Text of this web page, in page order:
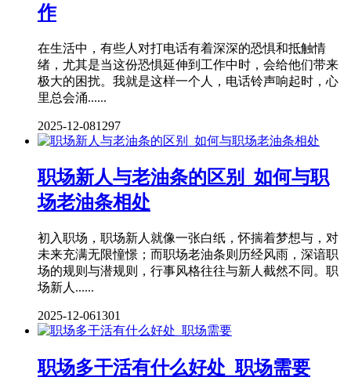
作
在生活中，有些人对打电话有着深深的恐惧和抵触情
绪，尤其是当这份恐惧延伸到工作中时，会给他们带来
极大的困扰。我就是这样一个人，电话铃声响起时，心
里总会涌......
2025-12-081297
职场新人与老油条的区别_如何与职
场老油条相处
初入职场，职场新人就像一张白纸，怀揣着梦想与，对
未来充满无限憧憬；而职场老油条则历经风雨，深谙职
场的规则与潜规则，行事风格往往与新人截然不同。职
场新人......
2025-12-061301
职场多干活有什么好处_职场需要